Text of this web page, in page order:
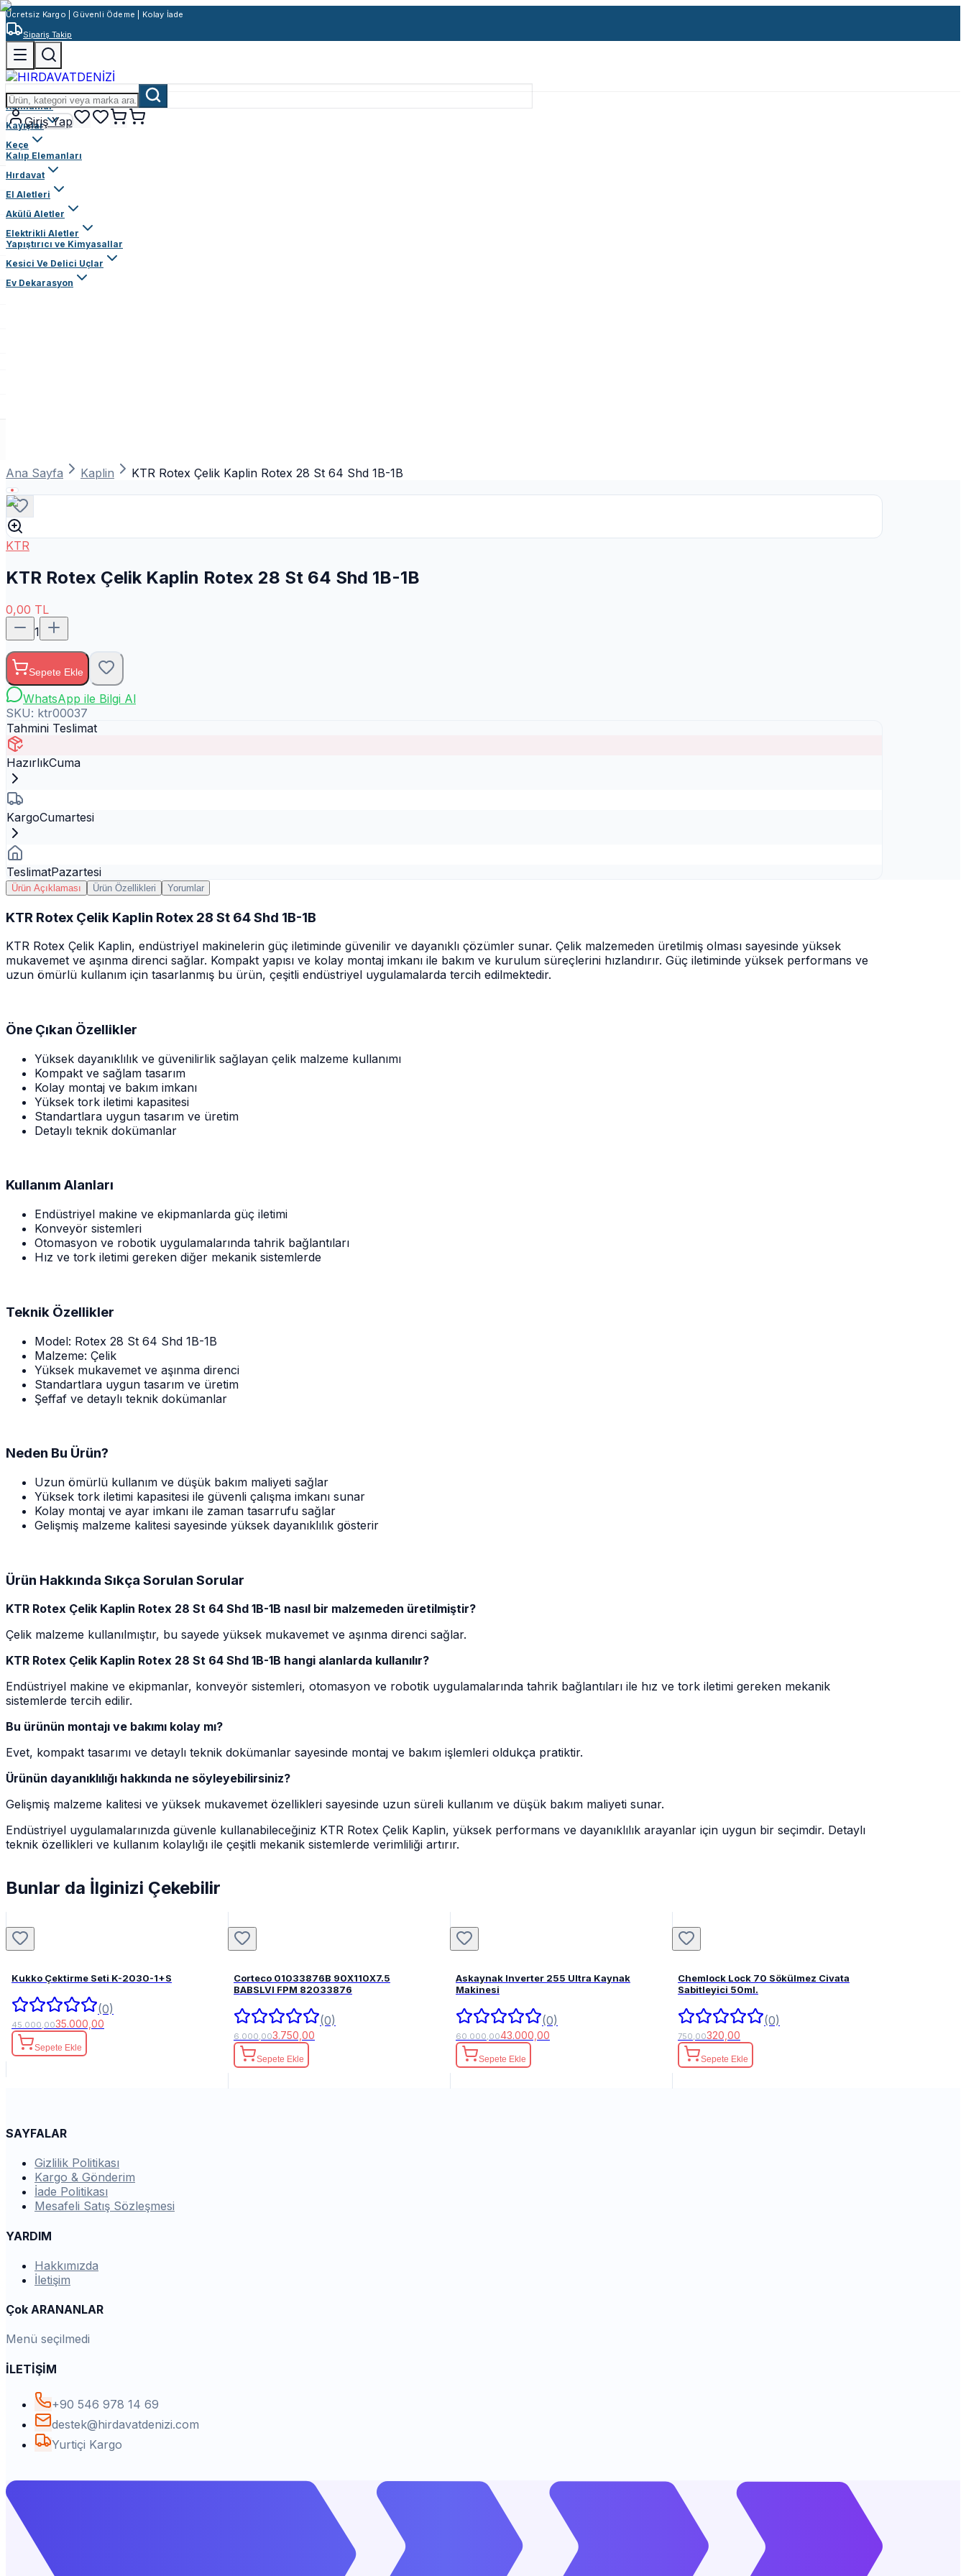
Ücretsiz Kargo | Güvenli Ödeme | Kolay İade
Sipariş Takip
Giriş Yap
Rulmanlar
Kayışlar
Keçe
Kalıp Elemanları
Hırdavat
El Aletleri
Akülü Aletler
Elektrikli Aletler
Yapıştırıcı ve Kimyasallar
Kesici Ve Delici Uçlar
Ev Dekarasyon
Ana Sayfa Kaplin KTR Rotex Çelik Kaplin Rotex 28 St 64 Shd 1B-1B
KTR
KTR Rotex Çelik Kaplin Rotex 28 St 64 Shd 1B-1B
0,00 TL
1
Sepete Ekle
WhatsApp ile Bilgi Al
SKU: ktr00037
Tahmini Teslimat
HazırlıkCuma
KargoCumartesi
TeslimatPazartesi
Ürün Açıklaması Ürün Özellikleri Yorumlar
KTR Rotex Çelik Kaplin Rotex 28 St 64 Shd 1B-1B
KTR Rotex Çelik Kaplin, endüstriyel makinelerin güç iletiminde güvenilir ve dayanıklı çözümler sunar. Çelik malzemeden üretilmiş olması sayesinde yüksek
mukavemet ve aşınma direnci sağlar. Kompakt yapısı ve kolay montaj imkanı ile bakım ve kurulum süreçlerini hızlandırır. Güç iletiminde yüksek performans ve
uzun ömürlü kullanım için tasarlanmış bu ürün, çeşitli endüstriyel uygulamalarda tercih edilmektedir.
Öne Çıkan Özellikler
Yüksek dayanıklılık ve güvenilirlik sağlayan çelik malzeme kullanımı
Kompakt ve sağlam tasarım
Kolay montaj ve bakım imkanı
Yüksek tork iletimi kapasitesi
Standartlara uygun tasarım ve üretim
Detaylı teknik dokümanlar
Kullanım Alanları
Endüstriyel makine ve ekipmanlarda güç iletimi
Konveyör sistemleri
Otomasyon ve robotik uygulamalarında tahrik bağlantıları
Hız ve tork iletimi gereken diğer mekanik sistemlerde
Teknik Özellikler
Model: Rotex 28 St 64 Shd 1B-1B
Malzeme: Çelik
Yüksek mukavemet ve aşınma direnci
Standartlara uygun tasarım ve üretim
Şeffaf ve detaylı teknik dokümanlar
Neden Bu Ürün?
Uzun ömürlü kullanım ve düşük bakım maliyeti sağlar
Yüksek tork iletimi kapasitesi ile güvenli çalışma imkanı sunar
Kolay montaj ve ayar imkanı ile zaman tasarrufu sağlar
Gelişmiş malzeme kalitesi sayesinde yüksek dayanıklılık gösterir
Ürün Hakkında Sıkça Sorulan Sorular
KTR Rotex Çelik Kaplin Rotex 28 St 64 Shd 1B-1B nasıl bir malzemeden üretilmiştir?
Çelik malzeme kullanılmıştır, bu sayede yüksek mukavemet ve aşınma direnci sağlar.
KTR Rotex Çelik Kaplin Rotex 28 St 64 Shd 1B-1B hangi alanlarda kullanılır?
Endüstriyel makine ve ekipmanlar, konveyör sistemleri, otomasyon ve robotik uygulamalarında tahrik bağlantıları ile hız ve tork iletimi gereken mekanik
sistemlerde tercih edilir.
Bu ürünün montajı ve bakımı kolay mı?
Evet, kompakt tasarımı ve detaylı teknik dokümanlar sayesinde montaj ve bakım işlemleri oldukça pratiktir.
Ürünün dayanıklılığı hakkında ne söyleyebilirsiniz?
Gelişmiş malzeme kalitesi ve yüksek mukavemet özellikleri sayesinde uzun süreli kullanım ve düşük bakım maliyeti sunar.
Endüstriyel uygulamalarınızda güvenle kullanabileceğiniz KTR Rotex Çelik Kaplin, yüksek performans ve dayanıklılık arayanlar için uygun bir seçimdir. Detaylı
teknik özellikleri ve kullanım kolaylığı ile çeşitli mekanik sistemlerde verimliliği artırır.
Bunlar da İlginizi Çekebilir
Kukko Çektirme Seti K-2030-1+S
(0)
45.000,0035.000,00
Sepete Ekle
Corteco 01033876B 90X110X7.5
BABSLVI FPM 82033876
(0)
6.000,003.750,00
Sepete Ekle
Askaynak Inverter 255 Ultra Kaynak
Makinesi
(0)
60.000,0043.000,00
Sepete Ekle
Chemlock Lock 70 Sökülmez Civata
Sabitleyici 50ml.
(0)
750,00320,00
Sepete Ekle
SAYFALAR
Gizlilik Politikası
Kargo & Gönderim
İade Politikası
Mesafeli Satış Sözleşmesi
YARDIM
Hakkımızda
İletişim
Çok ARANANLAR
Menü seçilmedi
İLETİŞİM
+90 546 978 14 69
destek@hirdavatdenizi.com
Yurtiçi Kargo